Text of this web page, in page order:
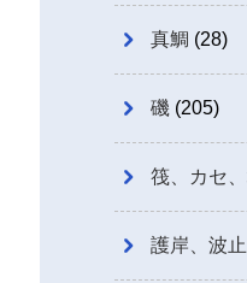
真鯛 (28)
磯 (205)
筏、カセ
護岸、波